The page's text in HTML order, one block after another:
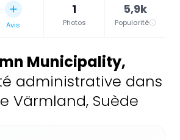
Avis
1
Photos
5,9k
Popularité
Municipality,
administrative dans
Värmland, Suède